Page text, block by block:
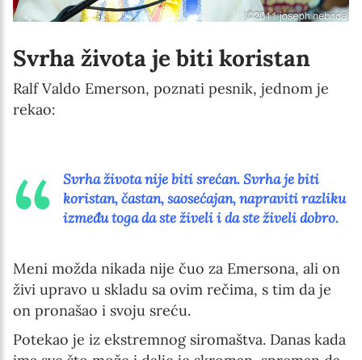
Svrha života je biti koristan
Ralf Valdo Emerson, poznati pesnik, jednom je
rekao:
Svrha života nije biti srećan. Svrha je biti
koristan, častan, saosećajan, napraviti razliku
između toga da ste živeli i da ste živeli dobro.
Meni možda nikada nije čuo za Emersona, ali on
živi upravo u skladu sa ovim rečima, s tim da je
on pronašao i svoju sreću.
Potekao je iz ekstremnog siromaštva. Danas kada